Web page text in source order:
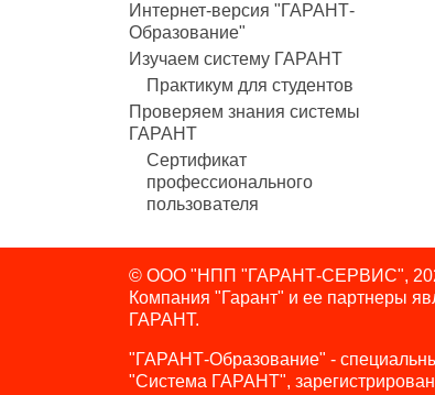
Интернет-версия "ГАРАНТ-
Образование"
Изучаем систему ГАРАНТ
Практикум для студентов
Проверяем знания системы
ГАРАНТ
Сертификат
профессионального
пользователя
© ООО "НПП "ГАРАНТ-СЕРВИС",
Компания "Гарант" и ее партнеры
ГАРАНТ.
"ГАРАНТ-Образование" -
"Система ГАРАНТ",